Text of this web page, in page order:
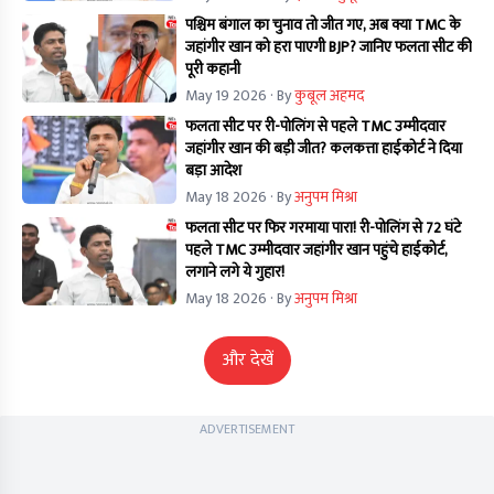
पश्चिम बंगाल का चुनाव तो जीत गए, अब क्या TMC के
जहांगीर खान को हरा पाएगी BJP? जानिए फलता सीट की
पूरी कहानी
May 19 2026 · Byकुबूल अहमद
फलता सीट पर री-पोलिंग से पहले TMC उम्मीदवार
जहांगीर खान की बड़ी जीत? कलकत्ता हाईकोर्ट ने दिया
बड़ा आदेश
May 18 2026 · Byअनुपम मिश्रा
फलता सीट पर फिर गरमाया पारा! री-पोलिंग से 72 घंटे
पहले TMC उम्मीदवार जहांगीर खान पहुंचे हाईकोर्ट,
लगाने लगे ये गुहार!
May 18 2026 · Byअनुपम मिश्रा
और देखें
ADVERTISEMENT